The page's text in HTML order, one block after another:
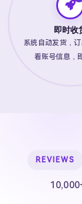
即时收
系统自动发货，
看账号信息，
REVIEWS